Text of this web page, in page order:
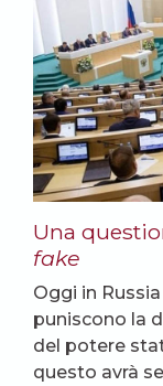
Una
fake
Oggi in
puniscono la
del potere
questo avrà